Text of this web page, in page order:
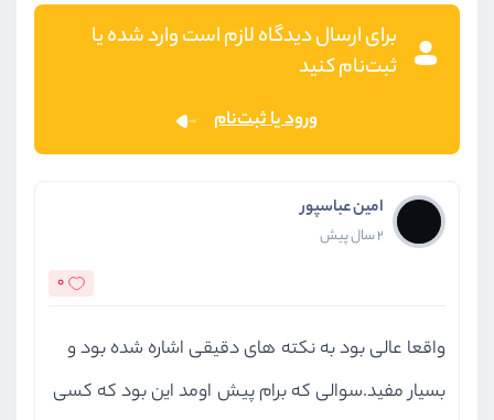
برای ارسال دیدگاه لازم است وارد شده یا
ثبت‌نام کنید
ورود یا ثبت‌نام
امین عباسپور
2 سال پیش
0
واقعا عالی بود به نکته های دقیقی اشاره شده بود و
بسیار مفید.سوالی که برام پیش اومد این بود که کسی